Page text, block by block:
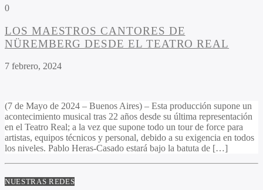
0
LOS MAESTROS CANTORES DE
NÜREMBERG DESDE EL TEATRO REAL
7 febrero, 2024
(7 de Mayo de 2024 – Buenos Aires) – Esta producción supone un
acontecimiento musical tras 22 años desde su última representación
en el Teatro Real; a la vez que supone todo un tour de force para
artistas, equipos técnicos y personal, debido a su exigencia en todos
los niveles. Pablo Heras-Casado estará bajo la batuta de […]
NUESTRAS REDES